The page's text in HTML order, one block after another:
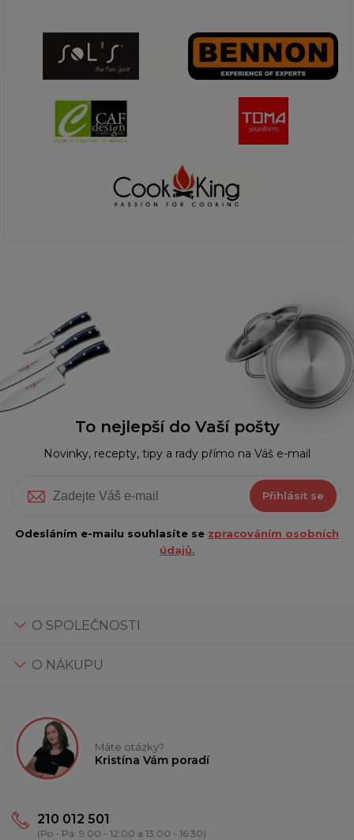
To nejlepší do Vaší pošty
Novinky, recepty, tipy a rady přímo na Váš e-mail
Přihlásit se
Odesláním e-mailu souhlasíte se zpracováním osobních
údajů.
O SPOLEČNOSTI
O NÁKUPU
Máte otázky?
Kristína Vám poradí
210 012 501
(Po - Pá: 9:00 - 12:00 a 13:00 - 16:30)